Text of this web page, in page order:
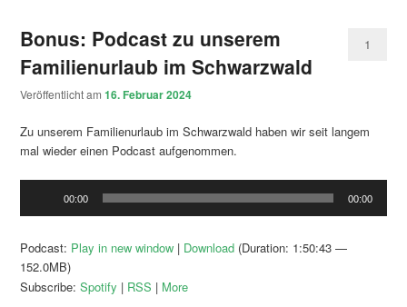
Bonus: Podcast zu unserem
Familienurlaub im Schwarzwald
Veröffentlicht am16. Februar 2024
1
Zu unserem Familienurlaub im Schwarzwald haben wir seit langem
mal wieder einen Podcast aufgenommen.
00:00 00:00
Podcast: Play in new window | Download (Duration: 1:50:43 —
152.0MB)
Subscribe:Spotify | RSS | More